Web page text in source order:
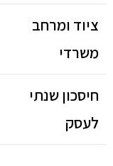
ציוד ומרחב
משרדי
חיסכון שנתי
לעסק